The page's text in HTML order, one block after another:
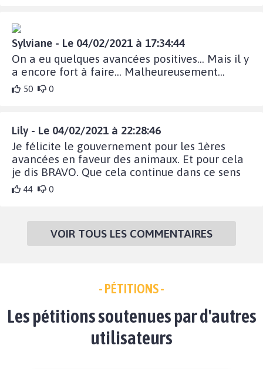
Sylviane - Le 04/02/2021 à 17:34:44
On a eu quelques avancées positives... Mais il y
a encore fort à faire... Malheureusement...
50 0
Lily - Le 04/02/2021 à 22:28:46
Je félicite le gouvernement pour les 1ères
avancées en faveur des animaux. Et pour cela
je dis BRAVO. Que cela continue dans ce sens
44 0
VOIR TOUS LES COMMENTAIRES
- PÉTITIONS -
Les pétitions soutenues par d'autres
utilisateurs